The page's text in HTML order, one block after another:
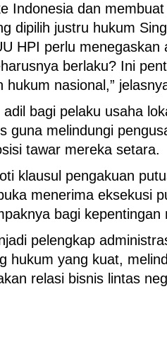
Indonesia dan
dipilih justru hukum
HPI perlu menegaskan
berlaku? Ini
nasional,”
bagi pelaku usaha
guna melindungi
tawar mereka setara.
klausul pengakuan
menerima eksekusi
bagi kepentingan
pelengkap
hukum yang kuat,
relasi bisnis lintas